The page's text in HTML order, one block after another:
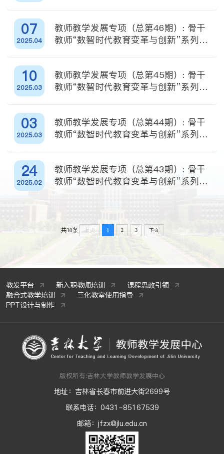
07
2025.04
教师教学发展专项（总第46期）: 骨干
教师“数智时代教育变革与创新”系列培
10
2025.03
教师教学发展专项（总第45期）: 骨干
教师“数智时代教育变革与创新”系列培
03
2025.03
教师教学发展专项（总第44期）: 骨干
教师“数智时代教育变革与创新”系列培
24
2025.02
教师教学发展专项（总第43期）: 骨干
教师“数智时代教育变革与创新”系列培
共30条 上页 1 2 3 下页
教发平台 新入职教师培训
课程思政引领
融合式教学培训
三化教室使用指导
PPT设计与制作
版权所有:吉林大学教师教学发展中心
地址：吉林省长春市前进大街2699号
联系电话：0431-85167539
邮箱：jfzx@jlu.edu.cn